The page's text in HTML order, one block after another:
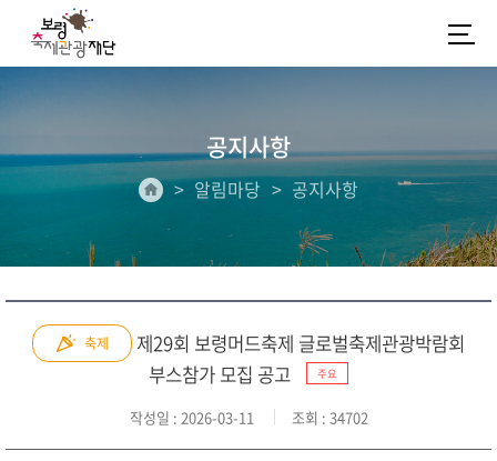
공지사항
알림마당 공지사항
축제
제29회 보령머드축제 글로벌축제관광박람회
부스참가 모집 공고
주요
작성일 : 2026-03-11 조회 : 34702